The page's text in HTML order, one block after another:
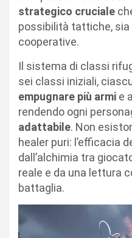
strategico cruciale
possibilità tattiche, sia
cooperative.
Il sistema di classi
sei classi iniziali,
empugnare più armi e
rendendo ogni
adattabile. Non
healer puri: l’efficacia
dall’alchimia tra
reale e da una lettura
battaglia.